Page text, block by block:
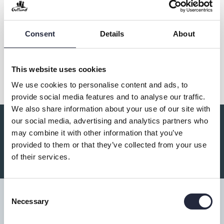
Consent Details About
This website uses cookies
We use cookies to personalise content and ads, to
provide social media features and to analyse our traffic.
We also share information about your use of our site with
our social media, advertising and analytics partners who
may combine it with other information that you’ve
provided to them or that they’ve collected from your use
of their services.
Selection
Necessary
Kontakt & öppettider
Du kanske också är intresserad av: